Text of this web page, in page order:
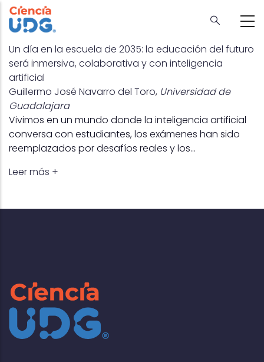
Skip
to
main
content
Un día en la escuela de 2035: la educación del futuro
será inmersiva, colaborativa y con inteligencia
artificial
Guillermo José Navarro del Toro, Universidad de
Guadalajara
Vivimos en un mundo donde la inteligencia artificial
conversa con estudiantes, los exámenes han sido
reemplazados por desafíos reales y los…
Leer más +